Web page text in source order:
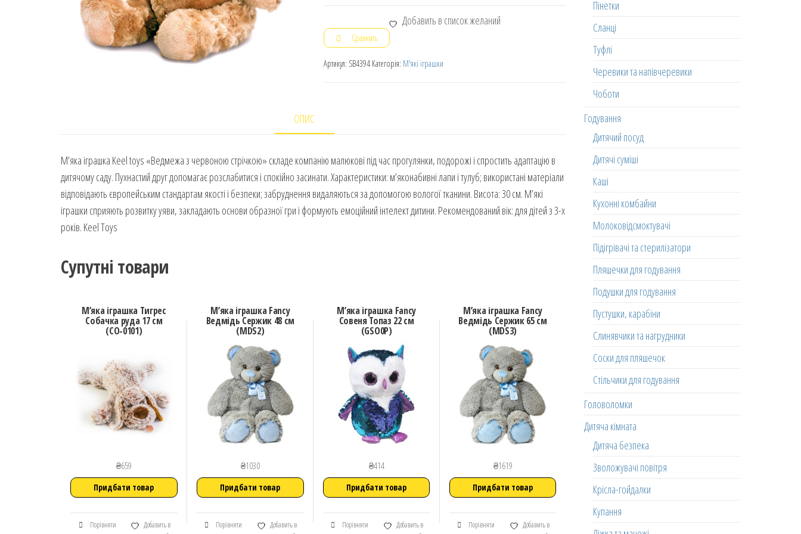
Добавить в список желаний
Сравнить
Артикул: SB4394 Категорія: М'які іграшки
ОПИС
М’яка іграшка Keel toys «Ведмежа з червоною стрічкою» складе компанію малюкові під час прогулянки, подорожі і спростить адаптацію в
дитячому саду. Пухнастий друг допомагає розслабитися і спокійно засинати. Характеристики: м’яконабивні лапи і тулуб; використані матеріали
відповідають європейським стандартам якості і безпеки; забруднення видаляються за допомогою вологої тканини. Висота: 30 см. М’які
іграшки сприяють розвитку уяви, закладають основи образної гри і формують емоційний інтелект дитини. Рекомендований вік: для дітей з 3-х
років. Keel Toys
Супутні товари
М’яка іграшка Тигрес
Собачка руда 17 см
(СО-0101)
₴659
Придбати товар
Порівняти
Добавить в
М’яка іграшка Fancy
Ведмідь Сержик 48 см
(MDS2)
₴1030
Придбати товар
Порівняти
Добавить в
М’яка іграшка Fancy
Совеня Топаз 22 см
(GSO0P)
₴414
Придбати товар
Порівняти
Добавить в
М’яка іграшка Fancy
Ведмідь Сержик 65 см
(MDS3)
₴1619
Придбати товар
Порівняти
Добавить в
Пінетки
Сланці
Туфлі
Черевики та напівчеревики
Чоботи
Годування
Дитячий посуд
Дитячі суміші
Каші
Кухонні комбайни
Молоковідсмоктувачі
Підігрівачі та стерилізатори
Пляшечки для годування
Подушки для годування
Пустушки, карабіни
Слинявчики та нагрудники
Соски для пляшечок
Стільчики для годування
Головоломки
Дитяча кімната
Дитяча безпека
Зволожувачі повітря
Крісла-гойдалки
Купання